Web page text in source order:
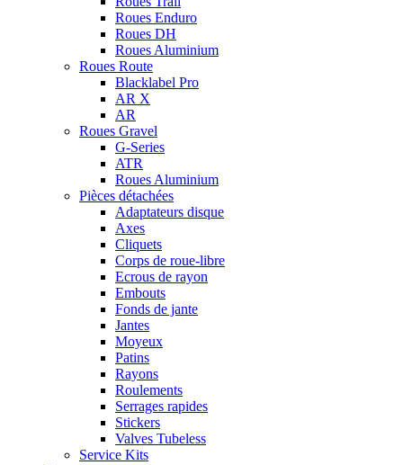
Roues Enduro
Roues DH
Roues Aluminium
Roues Route
Blacklabel Pro
AR X
AR
Roues Gravel
G-Series
ATR
Roues Aluminium
Pièces détachées
Adaptateurs disque
Axes
Cliquets
Corps de roue-libre
Ecrous de rayon
Embouts
Fonds de jante
Jantes
Moyeux
Patins
Rayons
Roulements
Serrages rapides
Stickers
Valves Tubeless
Service Kits